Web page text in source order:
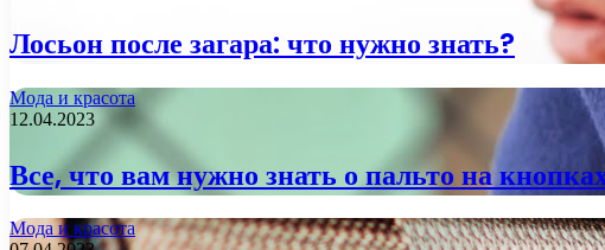
Лосьон после загара: что нужно знать?
Мода и красота
12.04.2023
Все, что вам нужно знать о пальто на
Мода и красота